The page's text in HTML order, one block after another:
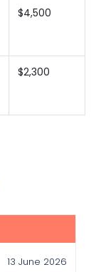
$4,500
$2,300
13 June 2026